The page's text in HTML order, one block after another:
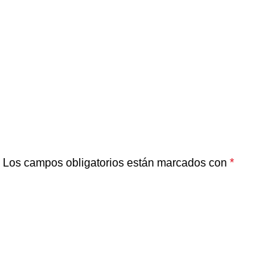
Los campos obligatorios están marcados con *